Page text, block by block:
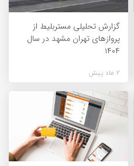
گزارش تحلیلی مستربلیط از
پروازهای تهران مشهد در سال
۱۴۰۴
2 ماه پیش